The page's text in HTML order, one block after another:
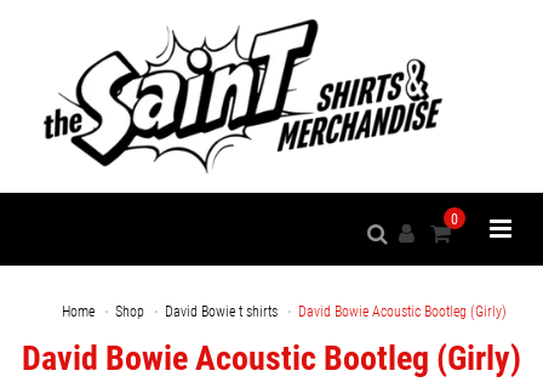
0
Home Shop David Bowie t shirts David Bowie Acoustic Bootleg (Girly)
David Bowie Acoustic Bootleg (Girly)